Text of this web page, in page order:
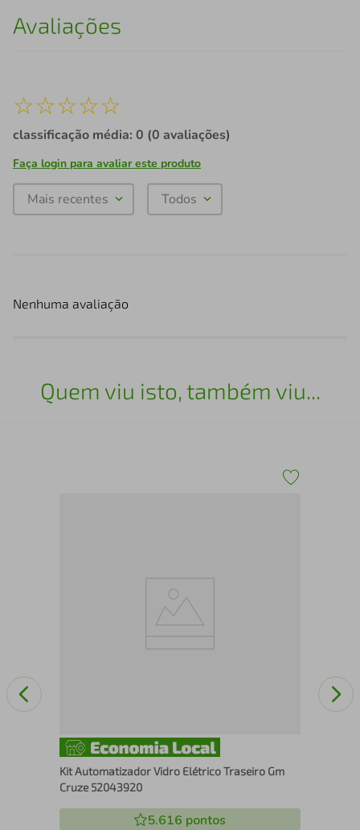
Avaliações
☆☆☆☆☆
classificação média: 0 (0 avaliações)
Faça login para avaliar este produto
Mais recentes Todos
Nenhuma avaliação
Quem viu isto, também viu...
Kit Automatizador Vidro Elétrico Traseiro Gm
Cruze 52043920
5.616 pontos